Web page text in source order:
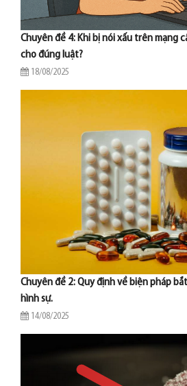
Chuyên đề 4: Khi bị nói xấu trên mạng
cho đúng luật?
18/08/2025
Chuyên đề 2: Quy định về biện pháp
hình sự.
14/08/2025